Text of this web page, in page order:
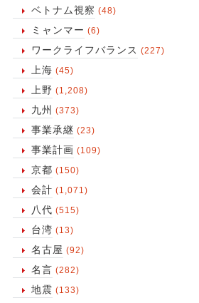
ベトナム視察 (48)
ミャンマー (6)
ワークライフバランス (227)
上海 (45)
上野 (1,208)
九州 (373)
事業承継 (23)
事業計画 (109)
京都 (150)
会計 (1,071)
八代 (515)
台湾 (13)
名古屋 (92)
名言 (282)
地震 (133)